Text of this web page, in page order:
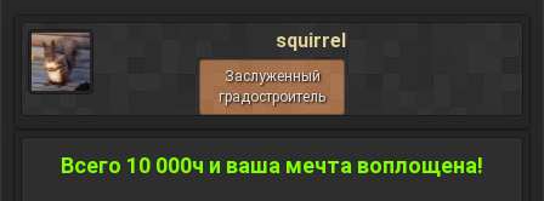
squirrel
Заслуженный
градостроитель
Всего 10 000ч и ваша мечта воплощена!